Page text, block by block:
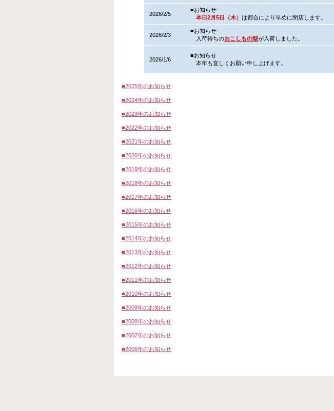
2026/2/5
■お知らせ
本日2月5日（木） は都合により早めに閉店します。
2026/2/3
■お知らせ
入荷待ちのおこしもの型が入荷しました。
2026/1/6
■お知らせ
本年も宜しくお願い申し上げます。
■2025年のお知らせ
■2024年のお知らせ
■2023年のお知らせ
■2022年のお知らせ
■2021年のお知らせ
■2020年のお知らせ
■2019年のお知らせ
■2018年のお知らせ
■2017年のお知らせ
■2016年のお知らせ
■2015年のお知らせ
■2014年のお知らせ
■2013年のお知らせ
■2012年のお知らせ
■2011年のお知らせ
■2010年のお知らせ
■2009年のお知らせ
■2008年のお知らせ
■2007年のお知らせ
■2006年のお知らせ